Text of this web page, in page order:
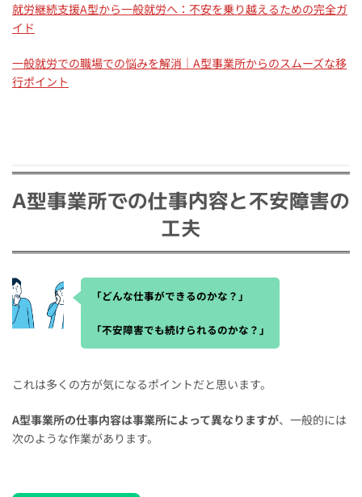
就労継続支援A型から一般就労へ：不安を乗り越えるための完全ガ
イド
一般就労での職場での悩みを解消｜A型事業所からのスムーズな移
行ポイント
A型事業所での仕事内容と不安障害の
工夫
「どんな仕事ができるのかな？」
「不安障害でも続けられるのかな？」
これは多くの方が気になるポイントだと思います。
A型事業所の仕事内容は事業所によって異なりますが、一般的には
次のような作業があります。